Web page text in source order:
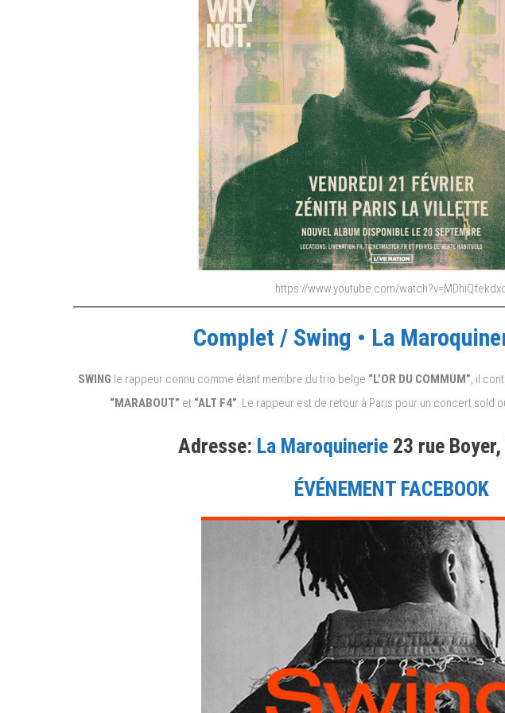
https://www.youtube.com/
Complet / Swing • La
SWING le rappeur connu comme étant membre du trio belge “L’OR DU COMMUM”, il
“MARABOUT” et “ALT F4”. Le rappeur est de retour à Paris pour un concert sold
Adresse: La Maroquinerie 23 rue
ÉVÉNEMENT FACEBOOK